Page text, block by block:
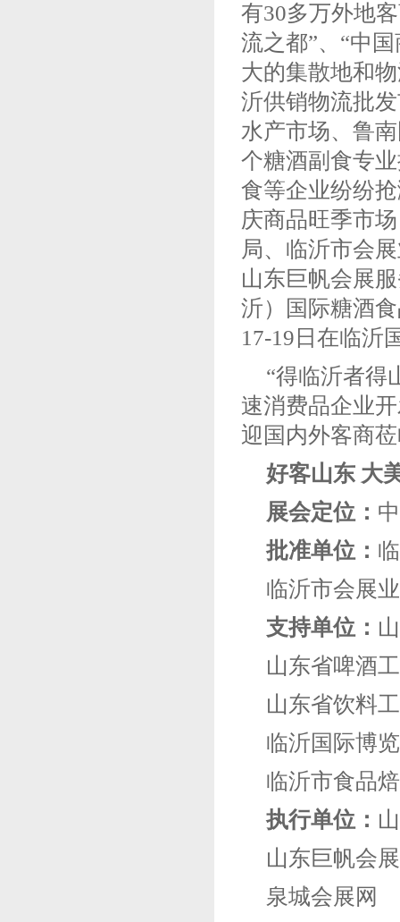
有30多万外地
流之都”、“中
大的集散地和
沂供销物流批
水产市场、鲁
个糖酒副食专
食等企业纷纷
庆商品旺季市
局、临沂市会
山东巨帆会展
沂）国际糖酒
17-19日在临沂
“得临沂者得
速消费品企业
迎国内外客商
好客山东 大
展会定位：
批准单位：
临沂市会展
支持单位：
山东省啤酒
山东省饮料
临沂国际博
临沂市食品
执行单位：
山东巨帆会
泉城会展网